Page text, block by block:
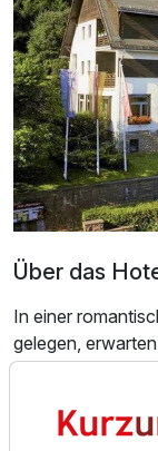
Ausstattung
Zusatznächte
Für 4 Tage
Einzelzimmer
1 Erwachsenen
Ausstattung
Über das
In einer
gelegen,
und allerlei
umfangreichen